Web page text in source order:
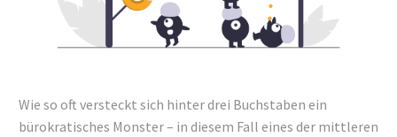
Wie so oft versteckt sich hinter drei Buchstaben ein
bürokratisches Monster – in diesem Fall eines der mittleren